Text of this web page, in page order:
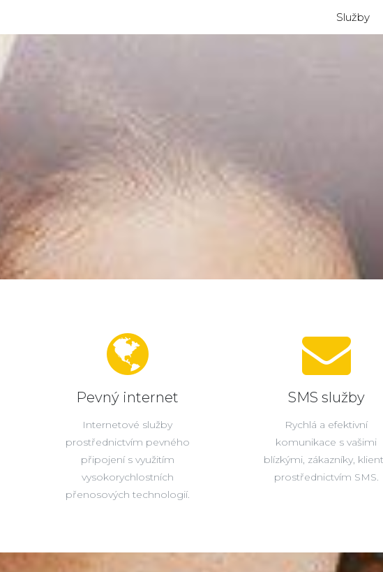
Služby
Pevný internet
Internetové služby
prostřednictvím pevného
připojení s využitím
vysokorychlostních
přenosových technologií.
SMS služby
Rychlá a efektivní
komunikace s vašimi
blízkými, zákazníky,
prostřednictvím SMS.